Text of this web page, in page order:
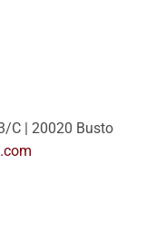
C | 20020 Busto